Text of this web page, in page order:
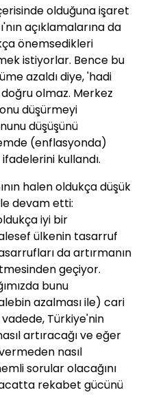
olduğuna işaret
açıklamalarına da
önemsedikleri
istiyorlar. Bence bu
azaldı diye, 'hadi
olmaz. Merkez
düşürmeyi
düşüşünü
(enflasyonda)
kullandı.
halen oldukça düşük
devam etti:
iyi bir
ülkenin tasarruf
da artırmanın
geçiyor.
bunu
azalması ile) cari
Türkiye'nin
artıracağı ve eğer
nasıl
sorular olacağını
rekabet gücünü